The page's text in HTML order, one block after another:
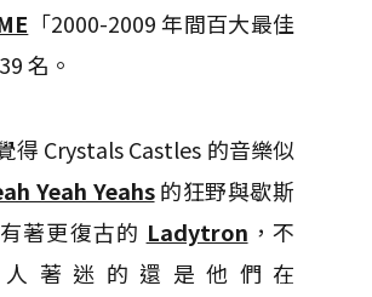
「2000-2009 年間百大最佳
名。
得 Crystals Castles 的音樂似
Yeah Yeahs的狂野與歇斯
著更復古的 Ladytron ，不
著迷的還是他們在